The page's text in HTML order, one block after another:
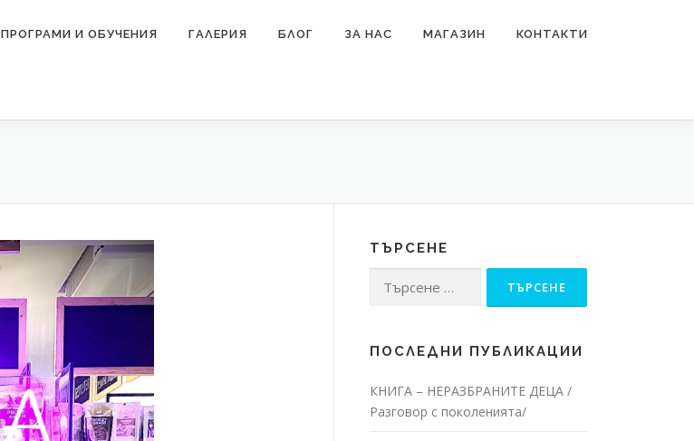
ПРОГРАМИ И ОБУЧЕНИЯ ГАЛЕРИЯ БЛОГ ЗА НАС МАГАЗИН КОНТАКТИ
ТЪРСЕНЕ
ПОСЛЕДНИ ПУБЛИКАЦИИ
КНИГА – НЕРАЗБРАНИТЕ ДЕЦА /
Разговор с поколенията/